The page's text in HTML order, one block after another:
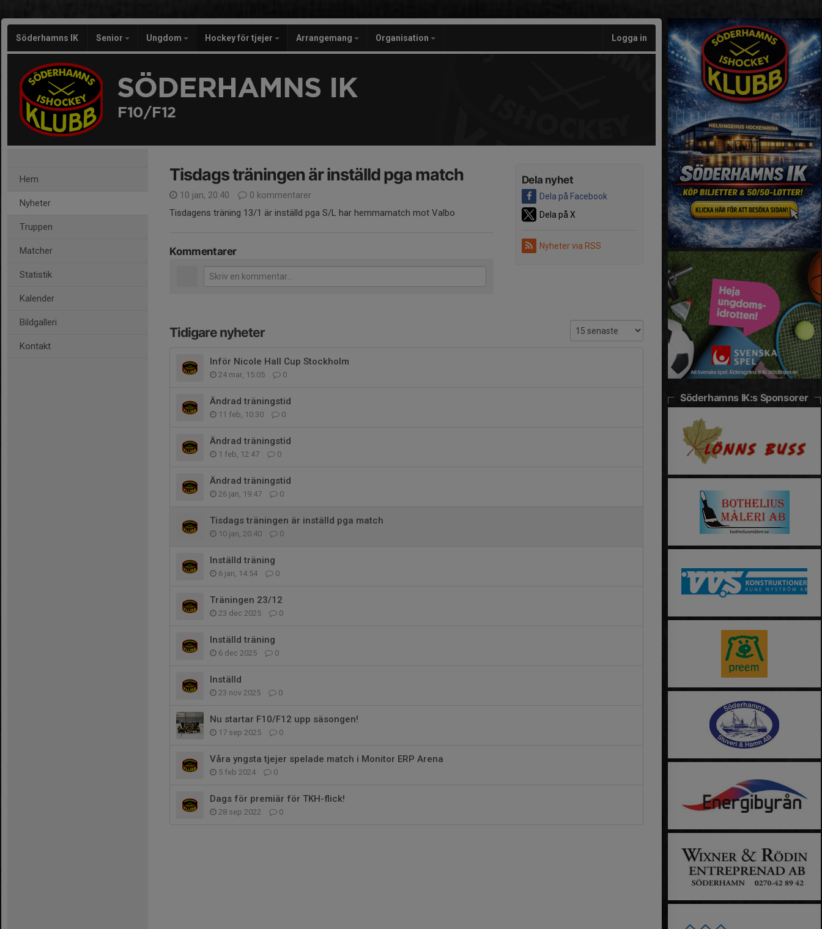
Söderhamns IK Senior Ungdom Hockey för tjejer Arrangemang Organisation Logga in
SÖDERHAMNS IK
F10/F12
Hem
Nyheter
Truppen
Matcher
Statistik
Kalender
Bildgalleri
Kontakt
Dela nyhet
Dela på Facebook
Dela på X
Nyheter via RSS
Tisdags träningen är inställd pga match
10 jan, 20:40
0 kommentarer
Tisdagens träning 13/1 är inställd pga S/L har hemmamatch mot Valbo
Kommentarer
Tidigare nyheter
Inför Nicole Hall Cup Stockholm
24 mar, 15:05 0
Ändrad träningstid
11 feb, 10:30 0
Ändrad träningstid
1 feb, 12:47 0
Ändrad träningstid
26 jan, 19:47 0
Tisdags träningen är inställd pga match
10 jan, 20:40 0
Inställd träning
6 jan, 14:54 0
Träningen 23/12
23 dec 2025 0
Inställd träning
6 dec 2025 0
Inställd
23 nov 2025 0
Nu startar F10/F12 upp säsongen!
17 sep 2025 0
Våra yngsta tjejer spelade match i Monitor ERP Arena
5 feb 2024 0
Dags för premiär för TKH-flick!
28 sep 2022 0
Söderhamns IK:s Sponsorer